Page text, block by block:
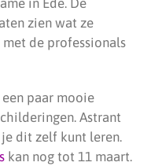
in Ede. De
zien wat ze
met de professionals
paar mooie
Astrant
je dit zelf kunt leren.
kan nog tot 11 maart.